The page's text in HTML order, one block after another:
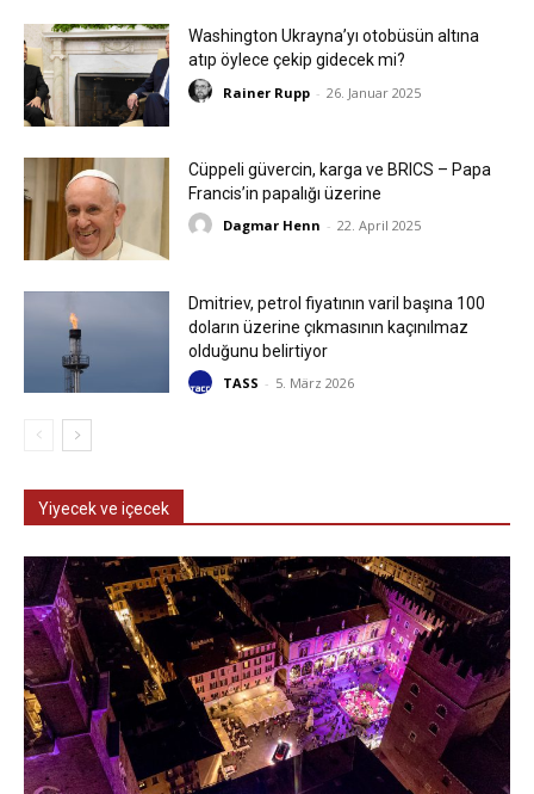
Washington Ukrayna’yı otobüsün altına
atıp öylece çekip gidecek mi?
Rainer Rupp - 26. Januar 2025
Cüppeli güvercin, karga ve BRICS – Papa
Francis’in papalığı üzerine
Dagmar Henn - 22. April 2025
Dmitriev, petrol fiyatının varil başına 100
doların üzerine çıkmasının kaçınılmaz
olduğunu belirtiyor
TASS - 5. März 2026
Yiyecek ve içecek